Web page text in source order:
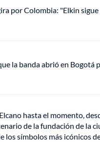
por Colombia: "Elkin
la banda abrió en Bogotá
hasta el momento,
de la fundación de la
los símbolos más icónicos